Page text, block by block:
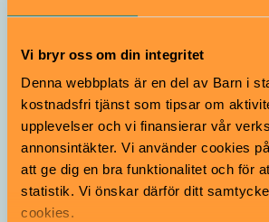
Vi bryr oss om din integritet
Denna webbplats är en del av Barn i
kostnadsfri tjänst som tipsar om
upplevelser och vi finansierar vår
annonsintäkter. Vi använder cookies
att ge dig en bra funktionalitet och för
statistik. Vi önskar därför ditt
cookies.
illustratören Anna Höglund
Intervju